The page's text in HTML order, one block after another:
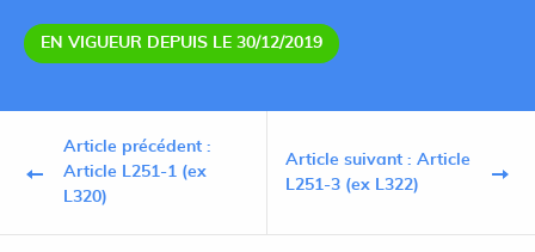
EN VIGUEUR DEPUIS LE 30/12/2019
Article précédent :
Article L251-1 (ex
L320)
Article suivant : Article
L251-3 (ex L322)